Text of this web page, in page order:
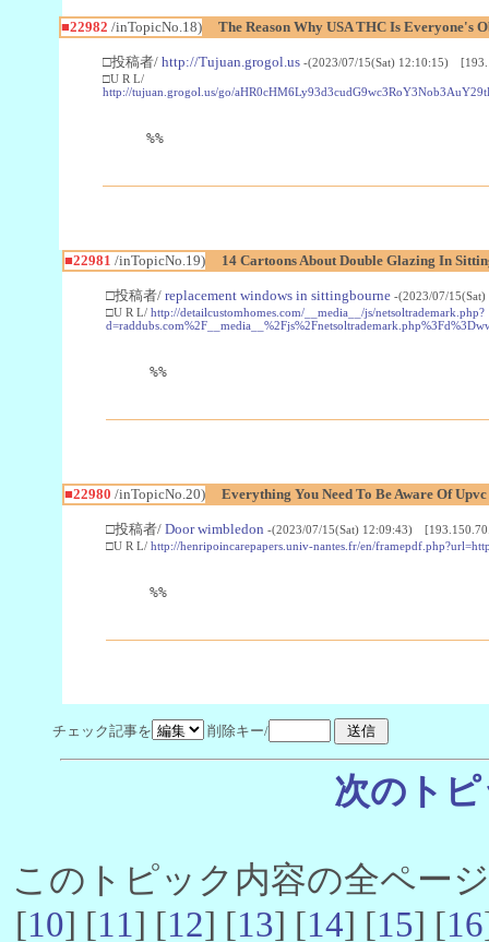
■22982 /inTopicNo.18) The Reason Why USA THC Is Everyone's
□投稿者/ http://Tujuan.grogol.us -(2023/07/15(Sat) 12:10:15)
□U R L/
http://tujuan.grogol.us/go/
%%
■22981 /inTopicNo.19) 14 Cartoons About Double Glazing In
□投稿者/ replacement windows in sittingbourne -(2023/07/
□U R L/ http://detailcustomhomes.com/__media__/js/netsoltrademark.php?
%%
■22980 /inTopicNo.20) Everything You Need To Be Aware Of
□投稿者/ Door wimbledon -(2023/07/15(Sat) 12:09:43)
□U R L/ http://henripoincarepapers.univ-nantes.fr/en/
%%
チェック記事を 削除キー/
次のト
このトピック内容の全ペー
[10] [11] [12] [13] [14] [15] [16